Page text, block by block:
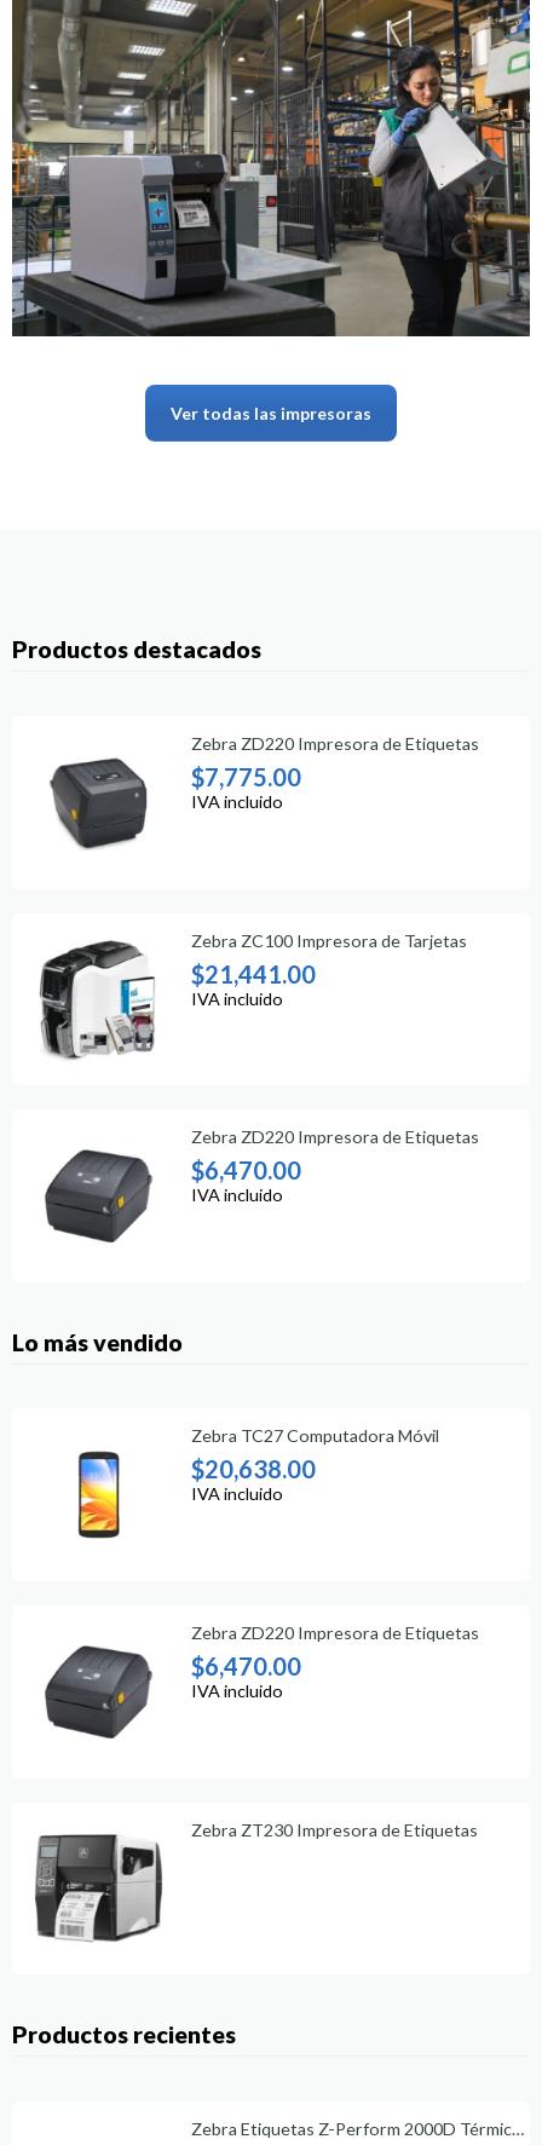
Ver todas las impresoras
Productos destacados
Zebra ZD220 Impresora de Etiquetas
$7,775.00
IVA incluido
Zebra ZC100 Impresora de Tarjetas
$21,441.00
IVA incluido
Zebra ZD220 Impresora de Etiquetas
$6,470.00
IVA incluido
Lo más vendido
Zebra TC27 Computadora Móvil
$20,638.00
IVA incluido
Zebra ZD220 Impresora de Etiquetas
$6,470.00
IVA incluido
Zebra ZT230 Impresora de Etiquetas
Productos recientes
Zebra Etiquetas Z-Perform 2000D Térmicas directas de 2" x 1"